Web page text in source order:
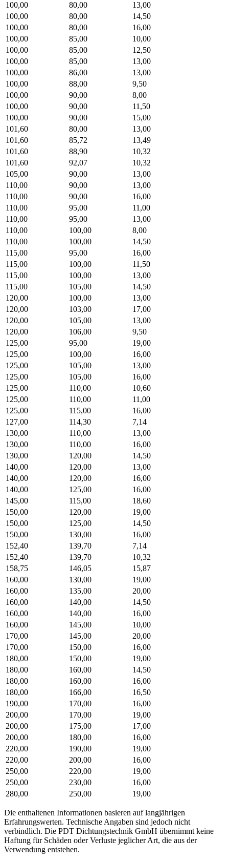
100,00 80,00
13,00
100,00
80,00
14,50
100,00
80,00
16,00
100,00
85,00
10,00
100,00
85,00
12,50
100,00
85,00
13,00
100,00
86,00
13,00
100,00
88,00
9,50
100,00
90,00
8,00
100,00
90,00
11,50
100,00
90,00
15,00
101,60
80,00
13,00
101,60
85,72
13,49
101,60
88,90
10,32
101,60
92,07
10,32
105,00
90,00
13,00
110,00
90,00
13,00
110,00
90,00
16,00
110,00
95,00
11,00
110,00
95,00
13,00
110,00
100,00
8,00
110,00
100,00
14,50
115,00
95,00
16,00
115,00
100,00
11,50
115,00
100,00
13,00
115,00
105,00
14,50
120,00
100,00
13,00
120,00
103,00
17,00
120,00
105,00
13,00
120,00
106,00
9,50
125,00
95,00
19,00
125,00
100,00
16,00
125,00
105,00
13,00
125,00
105,00
16,00
125,00
110,00
10,60
125,00
110,00
11,00
125,00
115,00
16,00
127,00
114,30
7,14
130,00
110,00
13,00
130,00
110,00
16,00
130,00
120,00
14,50
140,00
120,00
13,00
140,00
120,00
16,00
140,00
125,00
16,00
145,00
115,00
18,60
150,00
120,00
19,00
150,00
125,00
14,50
150,00
130,00
16,00
152,40
139,70
7,14
152,40
139,70
10,32
158,75
146,05
15,87
160,00
130,00
19,00
160,00
135,00
20,00
160,00
140,00
14,50
160,00
140,00
16,00
160,00
145,00
10,00
170,00
145,00
20,00
170,00
150,00
16,00
180,00
150,00
19,00
180,00
160,00
14,50
180,00
160,00
16,00
180,00
166,00
16,50
190,00
170,00
16,00
200,00
170,00
19,00
200,00
175,00
17,00
200,00
180,00
16,00
220,00
190,00
19,00
220,00
200,00
16,00
250,00
220,00
19,00
250,00
230,00
16,00
280,00
250,00 19,00
Die enthaltenen Informationen basieren auf langjährigen
Erfahrungswerten. Technische Angaben sind jedoch nicht
verbindlich. Die PDT Dichtungstechnik GmbH übernimmt keine
Haftung für Schäden oder Verluste jeglicher Art, die aus der
Verwendung entstehen.